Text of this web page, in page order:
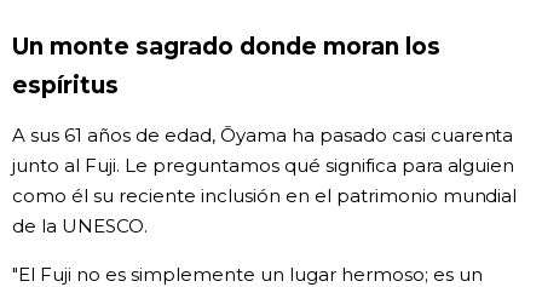
Un monte sagrado donde moran los
espíritus
A sus 61 años de edad, Ōyama ha pasado casi cuarenta
junto al Fuji. Le preguntamos qué significa para alguien
como él su reciente inclusión en el patrimonio mundial
de la UNESCO.
"El Fuji no es simplemente un lugar hermoso; es un